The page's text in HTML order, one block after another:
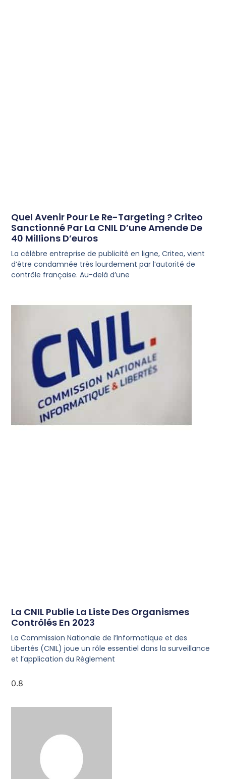
Quel Avenir Pour Le Re-Targeting ? Criteo
Sanctionné Par La CNIL D’une Amende De
40 Millions D’euros
La célèbre entreprise de publicité en ligne, Criteo, vient
d’être condamnée très lourdement par l’autorité de
contrôle française. Au-delà d’une
La CNIL Publie La Liste Des Organismes
Contrôlés En 2023
La Commission Nationale de l’Informatique et des
Libertés (CNIL) joue un rôle essentiel dans la surveillance
et l’application du Règlement